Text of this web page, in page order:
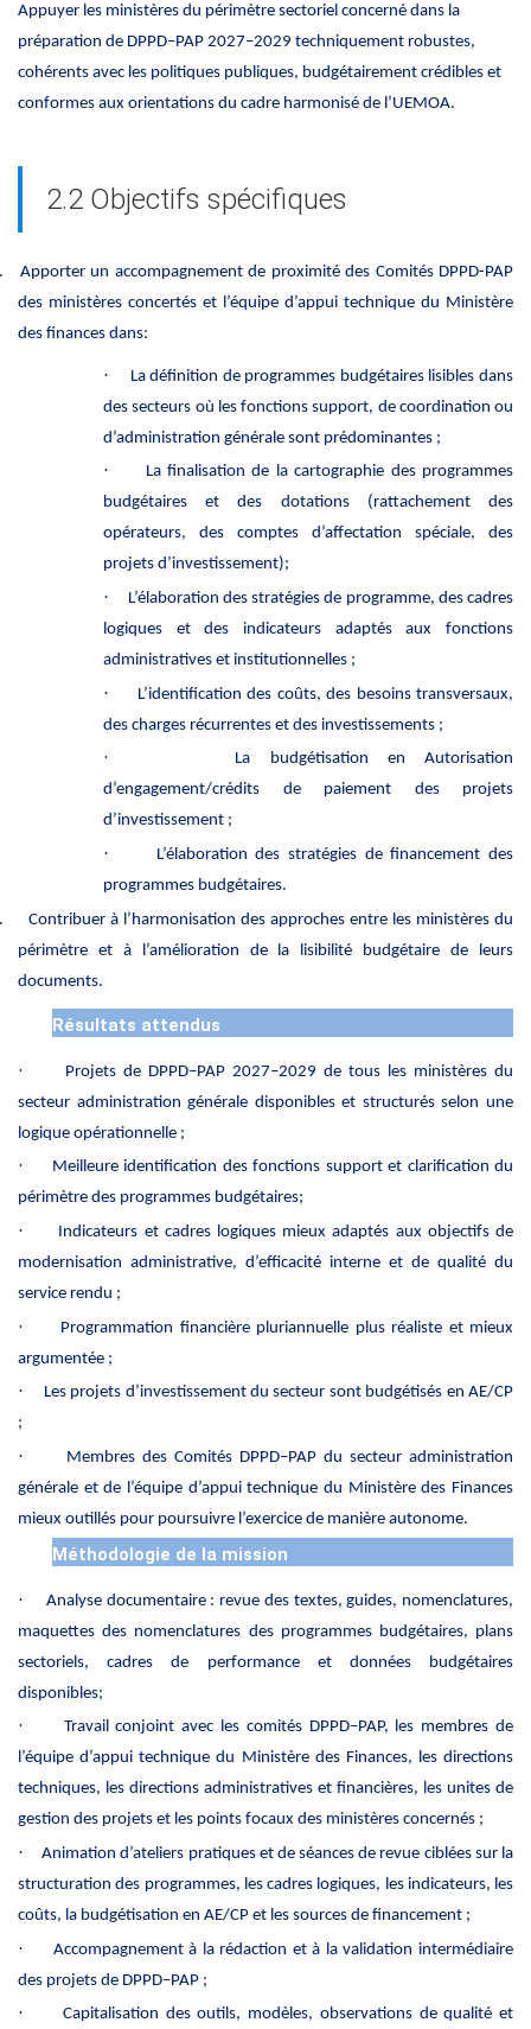
Appuyer les ministères du périmètre sectoriel concerné dans la
préparation de DPPD–PAP 2027–2029 techniquement robustes,
cohérents avec les politiques publiques, budgétairement crédibles et
conformes aux orientations du cadre harmonisé de l’UEMOA.
2.2 Objectifs spécifiques
Apporter un accompagnement de proximité des Comités DPPD-PAP
des ministères concertés et l’équipe d’appui technique du Ministère
des finances dans:
·
La définition de programmes budgétaires lisibles dans
des secteurs où les fonctions support, de coordination ou
d’administration générale sont prédominantes ;
·
La finalisation de la cartographie des programmes
budgétaires et des dotations (rattachement des
opérateurs, des comptes d’affectation spéciale, des
projets d’investissement);
·
L’élaboration des stratégies de programme, des cadres
logiques et des indicateurs adaptés aux fonctions
administratives et institutionnelles ;
·
L’identification des coûts, des besoins transversaux,
des charges récurrentes et des investissements ;
·
La budgétisation en Autorisation
d’engagement/crédits de paiement des projets
d’investissement ;
·
L’élaboration des stratégies de financement des
programmes budgétaires.
Contribuer à l’harmonisation des approches entre les ministères du
périmètre et à l’amélioration de la lisibilité budgétaire de leurs
documents.
Résultats attendus
·
Projets de DPPD–PAP 2027–2029 de tous les ministères du
secteur administration générale disponibles et structurés selon une
logique opérationnelle ;
·
Meilleure identification des fonctions support et clarification du
périmètre des programmes budgétaires;
·
Indicateurs et cadres logiques mieux adaptés aux objectifs de
modernisation administrative, d’efficacité interne et de qualité du
service rendu ;
·
Programmation financière pluriannuelle plus réaliste et mieux
argumentée ;
·
Les projets d’investissement du secteur sont budgétisés en AE/CP
;
·
Membres des Comités DPPD–PAP du secteur administration
générale et de l’équipe d’appui technique du Ministère des Finances
mieux outillés pour poursuivre l’exercice de manière autonome.
Méthodologie de la mission
·
Analyse documentaire : revue des textes, guides, nomenclatures,
maquettes des nomenclatures des programmes budgétaires, plans
sectoriels, cadres de performance et données budgétaires
disponibles;
·
Travail conjoint avec les comités DPPD–PAP, les membres de
l’équipe d’appui technique du Ministère des Finances, les directions
techniques, les directions administratives et financières, les unites de
gestion des projets et les points focaux des ministères concernés ;
·
Animation d’ateliers pratiques et de séances de revue ciblées sur la
structuration des programmes, les cadres logiques, les indicateurs, les
coûts, la budgétisation en AE/CP et les sources de financement ;
·
Accompagnement à la rédaction et à la validation intermédiaire
des projets de DPPD–PAP ;
· Capitalisation des outils, modèles, observations de qualité et